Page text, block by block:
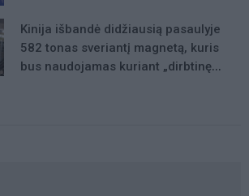
Kinija išbandė didžiausią pasaulyje
582 tonas sveriantį magnetą, kuris
bus naudojamas kuriant „dirbtinę